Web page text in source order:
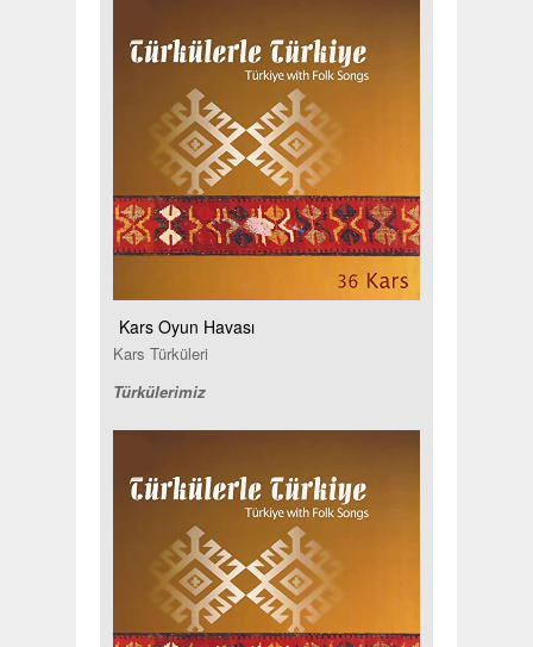
Kars Oyun Havası
Kars Türküleri
Türkülerimiz